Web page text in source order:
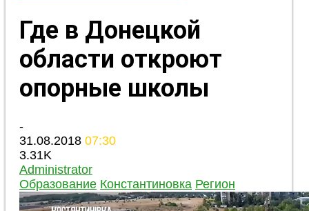
Где в Донецкой
области откроют
опорные школы
-
31.08.2018 07:30
3.31K
Administrator
Образование Константиновка Регион